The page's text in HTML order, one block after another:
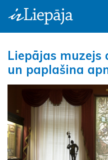
Liepājas
un paplašina